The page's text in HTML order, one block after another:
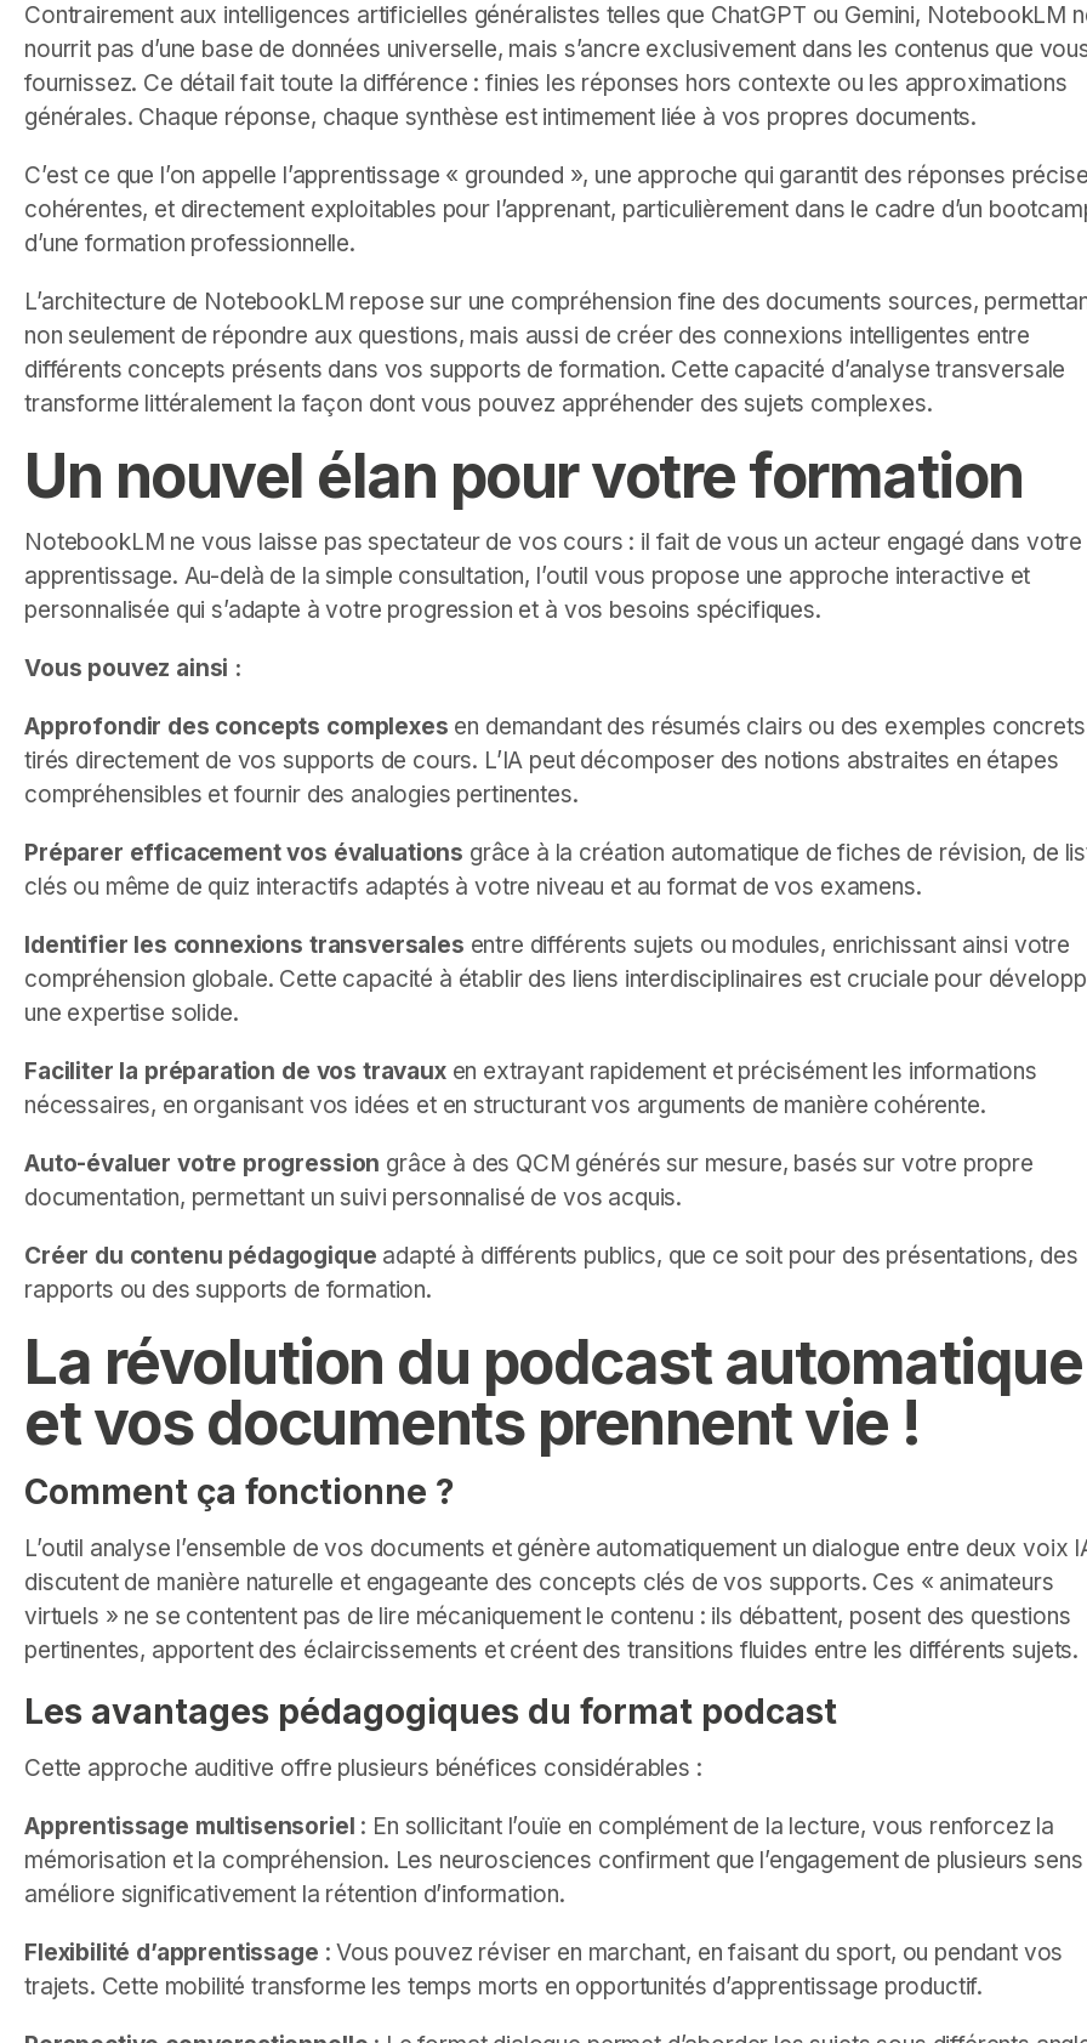
Contrairement aux intelligences artificielles généralistes telles que ChatGPT ou Gemini, NotebookLM
nourrit pas d’une base de données universelle, mais s’ancre exclusivement dans les contenus que
fournissez. Ce détail fait toute la différence : finies les réponses hors contexte ou les approximations
générales. Chaque réponse, chaque synthèse est intimement liée à vos propres documents.
C’est ce que l’on appelle l’apprentissage « grounded », une approche qui garantit des réponses
cohérentes, et directement exploitables pour l’apprenant, particulièrement dans le cadre d’un
d’une formation professionnelle.
L’architecture de NotebookLM repose sur une compréhension fine des documents sources,
non seulement de répondre aux questions, mais aussi de créer des connexions intelligentes entre
différents concepts présents dans vos supports de formation. Cette capacité d’analyse transversale
transforme littéralement la façon dont vous pouvez appréhender des sujets complexes.
Un nouvel élan pour votre formation
NotebookLM ne vous laisse pas spectateur de vos cours : il fait de vous un acteur engagé dans votre
apprentissage. Au-delà de la simple consultation, l’outil vous propose une approche interactive et
personnalisée qui s’adapte à votre progression et à vos besoins spécifiques.
Vous pouvez ainsi :
Approfondir des concepts complexes en demandant des résumés clairs ou des exemples concrets
tirés directement de vos supports de cours. L’IA peut décomposer des notions abstraites en étapes
compréhensibles et fournir des analogies pertinentes.
Préparer efficacement vos évaluations grâce à la création automatique de fiches de révision, de
clés ou même de quiz interactifs adaptés à votre niveau et au format de vos examens.
Identifier les connexions transversales entre différents sujets ou modules, enrichissant ainsi votre
compréhension globale. Cette capacité à établir des liens interdisciplinaires est cruciale pour
une expertise solide.
Faciliter la préparation de vos travauxen extrayant rapidement et précisément les informations
nécessaires, en organisant vos idées et en structurant vos arguments de manière cohérente.
Auto-évaluer votre progression grâce à des QCM générés sur mesure, basés sur votre propre
documentation, permettant un suivi personnalisé de vos acquis.
Créer du contenu pédagogique adapté à différents publics, que ce soit pour des présentations, des
rapports ou des supports de formation.
La révolution du podcast
et vos documents prennent vie !
Comment ça fonctionne ?
L’outil analyse l’ensemble de vos documents et génère automatiquement un dialogue entre deux voix
discutent de manière naturelle et engageante des concepts clés de vos supports. Ces « animateurs
virtuels » ne se contentent pas de lire mécaniquement le contenu : ils débattent, posent des questions
pertinentes, apportent des éclaircissements et créent des transitions fluides entre les différents sujets.
Les avantages pédagogiques du format podcast
Cette approche auditive offre plusieurs bénéfices considérables :
Apprentissage multisensoriel : En sollicitant l’ouïe en complément de la lecture, vous renforcez la
mémorisation et la compréhension. Les neurosciences confirment que l’engagement de plusieurs sens
améliore significativement la rétention d’information.
Flexibilité d’apprentissage : Vous pouvez réviser en marchant, en faisant du sport, ou pendant vos
trajets. Cette mobilité transforme les temps morts en opportunités d’apprentissage productif.